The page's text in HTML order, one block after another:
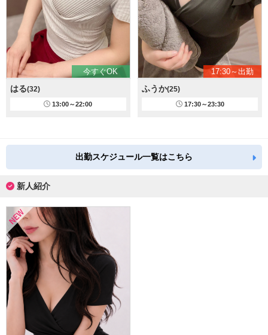
今すぐOK
はる(32)
13:00～22:00
17:30～出勤
ふうか(25)
17:30～23:30
出勤スケジュール一覧はこちら
新人紹介